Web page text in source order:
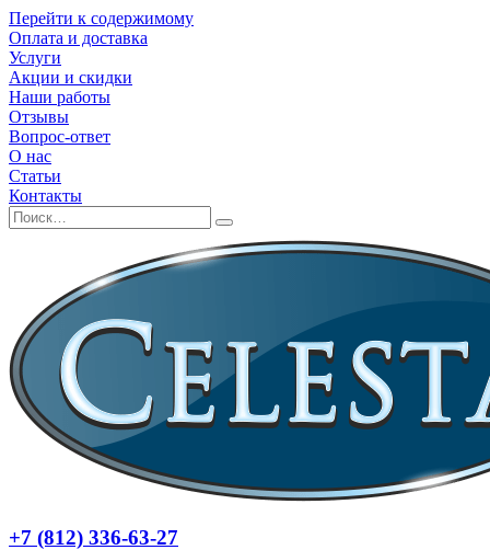
Перейти к содержимому
Оплата и доставка
Услуги
Акции и скидки
Наши работы
Отзывы
Вопрос-ответ
О нас
Статьи
Контакты
+7 (812) 336-63-27